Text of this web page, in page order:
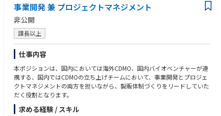
・競合プロダクト（既存大手電カルベンダー、新興クラウド勢）のリサー
チ
・診療報酬改定・医療DX政策動向の商談ストーリーへの反映
◆プロダクト連携
・市場・商談から得たインサイトに基づくPdMへのプロダクトフィードバ
ック
・新機能リリース時のGTM設計（訴求メッセージ、セールスイネーブルメ
ント）
※ 上記はあくまで現時点で想定している業務の例です。事業フェーズに応
じて、トップライン向上に効くことであれば領域を問わず取り組んでいた
だきます。
【こんな人と働きたい】
■「自分がやらないと誰もやらない」環境を楽しめる、圧倒的な当事者意
識を持つ方
■戦略を描くだけでなく、スクリプトや資料といった現場の武器まで自ら
手を動かして作れる方
■答えのない問いに対し、現場（商談・顧客インタビュー）に出て一次情
報を取りに行ける方
■医療という社会インフラの課題解決に、長期目線でコミットしたい方
職種の境界にこだわらず、マーケ・セールス・CS・プロダクトを横断して
動ける方
事業開発 兼 プロジェクトマネジメント
非公開
課長以上
仕事内容
本ポジションは、国内においては海外CDMO、国内バイオベンチャーが連
携する、国内ではCDMOの立ち上げチームにおいて、事業開発とプロジェ
クトマネジメントの両方を担いながら、製販体制づくりをリードしていた
だく役割となります。
求める経験 / スキル